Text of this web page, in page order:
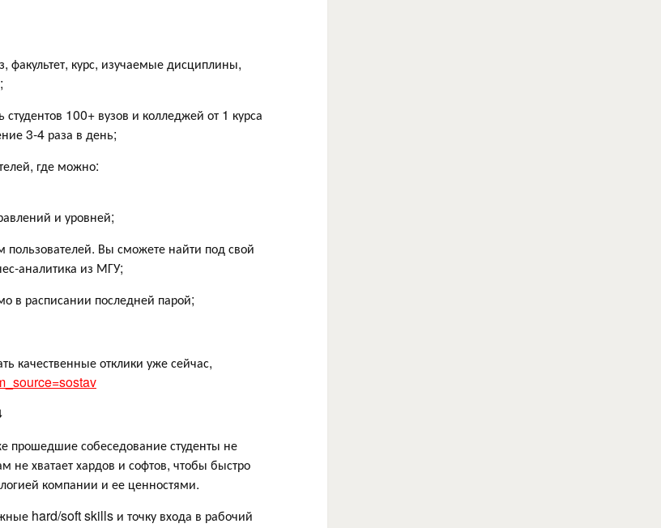
факультет, курс, изучаемые дисциплины,
100+ вузов и колледжей от 1 курса
3-4 раза в день;
где можно:
и уровней;
пользователей. Вы сможете найти под свой
аналитика из МГУ;
в расписании последней парой;
качественные отклики уже сейчас,
прошедшие собеседование студенты не
хватает хардов и софтов, чтобы быстро
компании и ее ценностями.
hard/soft skills и точку входа в рабочий